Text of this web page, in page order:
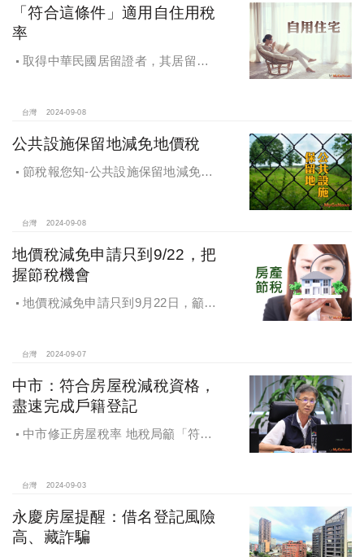
「符合這條件」適用自住用稅
率
取得中華民國居留證者，其居留地
記，適用自住用稅率
台灣 2024-09-08
公共設施保留地減免地價稅
節稅報您知-公共設施保留地減免地
台灣 2024-09-08
地價稅減免申請只到9/22，把
握節稅機會
地價稅減免申請只到9月22日，籲民
台灣 2024-09-07
中市：符合房屋稅減稅資格，
盡速完成戶籍登記
中市修正房屋稅率 地稅局籲「符合
台灣 2024-09-03
永慶房屋提醒：借名登記風險
高、藏詐騙